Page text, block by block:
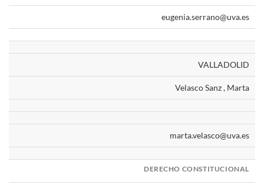
eugenia.serrano@uva.es
VALLADOLID
Velasco Sanz , Marta
marta.velasco@uva.es
DERECHO CONSTITUCIONAL